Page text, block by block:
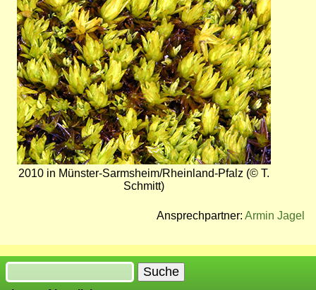
2010 in Münster-Sarmsheim/Rheinland-Pfalz (© T.
Schmitt)
Ansprechpartner: Armin Jagel
Suche